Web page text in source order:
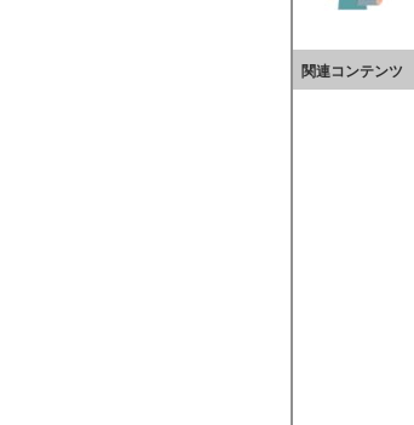
関連コンテンツ